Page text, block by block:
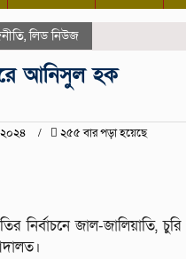
,লিড নিউজ
আনিসুল হক
২০২৪ ২৫৫ বার পড়া হয়েছে
নির্বাচনে জাল-জালিয়াতি,